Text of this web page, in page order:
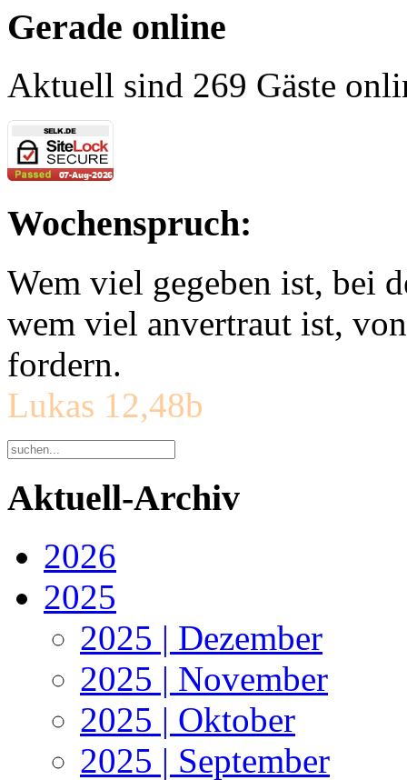
Gerade online
Aktuell sind 269 Gäste
Wochenspruch:
Wem viel gegeben ist, bei
wem viel anvertraut ist,
fordern.
Lukas 12,48b
Aktuell-Archiv
2026
2025
2025 | Dezember
2025 | November
2025 | Oktober
2025 | September